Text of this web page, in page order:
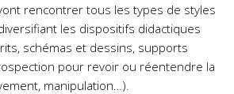
rencontrer tous les types de styles
les dispositifs didactiques
schémas et dessins, supports
pour revoir ou réentendre la
manipulation…).